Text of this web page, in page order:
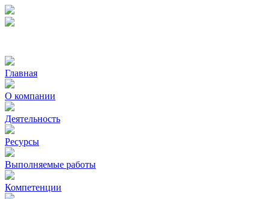
Главная
О компании
Деятельность
Ресурсы
Выполняемые работы
Компетенции